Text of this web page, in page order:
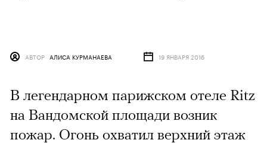
АВТОР АЛИСА КУРМАНАЕВА 19 ЯНВАРЯ 2016
В легендарном парижском отеле Ritz
на Вандомской площади возник
пожар. Огонь охватил верхний этаж